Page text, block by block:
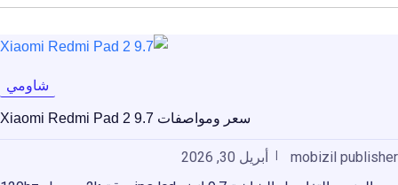
شاومي
سعر ومواصفات Xiaomi Redmi Pad 2 9.7
mobizil publisher
أبريل 30, 2026